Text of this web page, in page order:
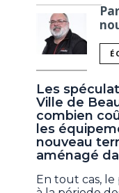
Les
Ville de
combien
les
nouveau
aménagé
En tout cas,